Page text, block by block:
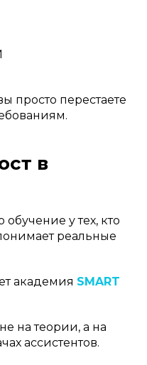
просто перестаете
в
у тех, кто
реальные
академия SMART
на теории, а на
ассистентов.